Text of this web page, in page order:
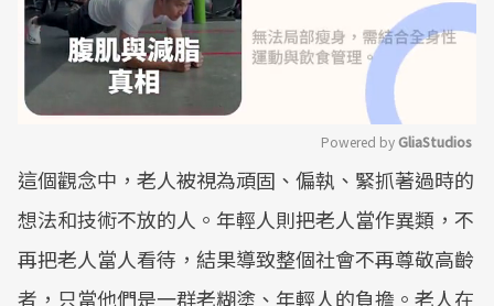
Mute
Powered by GliaStudios
這個觀念中，老人被視為頑固、偏執、緊抓著過時的
想法和技術不放的人。年輕人則把老人當作異類，不
再把老人當人看待，結果導致整個社會不再尊敬高齡
者，只當他們是一群老糊塗、年輕人的負擔。老人在